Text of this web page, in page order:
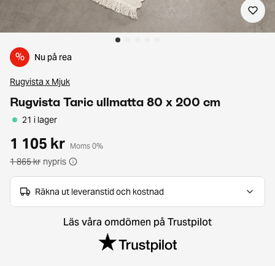
% Nu på rea
Rugvista x Mjuk
Rugvista Taric ullmatta 80 x 200 cm
21 i lager
1 105 kr Moms 0%
1 865 kr nypris
Räkna ut leveranstid och kostnad
Läs våra omdömen på Trustpilot